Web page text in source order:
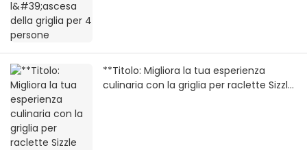
**Titolo: Migliora la tua esperienza
culinaria con la griglia per raclette Sizzle